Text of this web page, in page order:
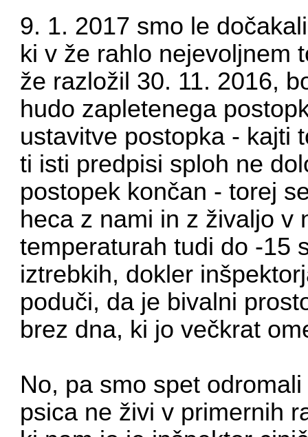
9. 1. 2017 smo le
ki v že rahlo nejevoljnem
že razložil 30. 11. 2016,
hudo zapletenega
ustavitve postopka - kajti
ti isti predpisi sploh ne
postopek končan - torej
heca z nami in z živaljo v
temperaturah tudi do -15
iztrebkih, dokler
poduči, da je bivalni
brez dna, ki jo večkrat
No, pa smo spet
psica ne živi v primernih